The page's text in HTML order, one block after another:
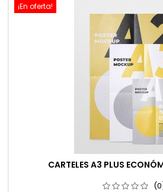
¡En oferta!
CARTELES A3 PLUS